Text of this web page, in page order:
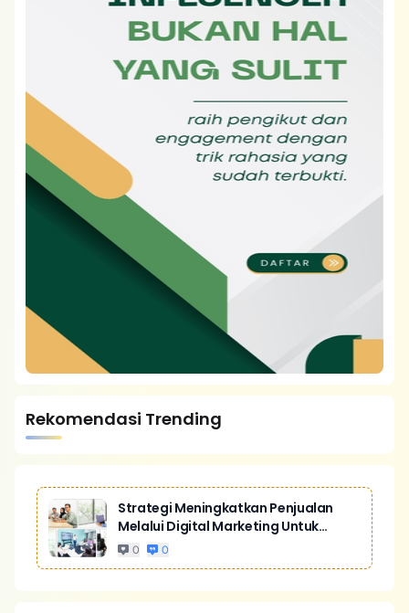
Rekomendasi Trending
Strategi Meningkatkan Penjualan
Melalui Digital Marketing Untuk
Bisnis Yang Lebih Kompetitif
0 0